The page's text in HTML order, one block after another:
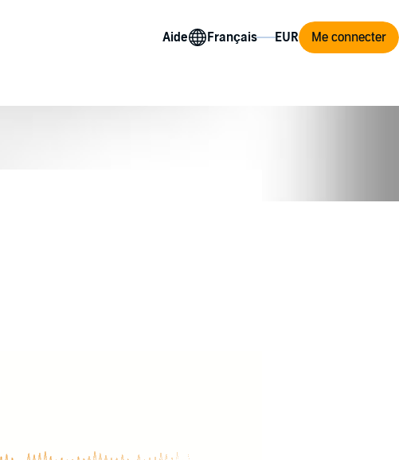
Aide Me connecter